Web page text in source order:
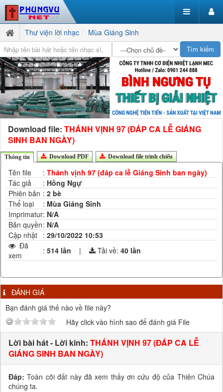
Thư viện lời nhạc Mùa Giáng Sinh
Download file: THÁNH VỊNH 97 (ĐÁP CA LỄ GIÁNG
SINH BAN NGÀY)
Thông tin Download PDF Download file trình chiếu
Tên file : Thánh vịnh 97 (đáp ca lễ Giáng Sinh ban ngày)
Tác giả
: Hồng Ngự
Phiên bản : 2 bè
Thể loại
: Mùa Giáng Sinh
Imprimatur: N/A
Bản quyền: N/A
Cập nhật : 29/10/2022 10:53
Đã
xem
: 514 lần | Tải về: 40 lần
ĐÁNH GIÁ
Bạn đánh giá thế nào về file này?
Hãy click vào hình sao để đánh giá File
Lời bài hát - Lời kinh: THÁNH VỊNH 97 (ĐÁP CA LỄ
GIÁNG SINH BAN NGÀY)
Đáp: Toàn cõi đất này đã xem thấy ơn cứu độ của Thiên Chúa
chúng ta.